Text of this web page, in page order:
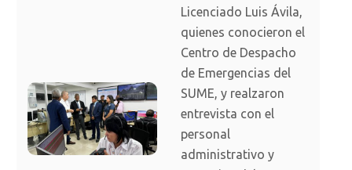
Licenciado Luis Ávila,
quienes conocieron el
Centro de Despacho
de Emergencias del
SUME, y realzaron
entrevista con el
personal
administrativo y